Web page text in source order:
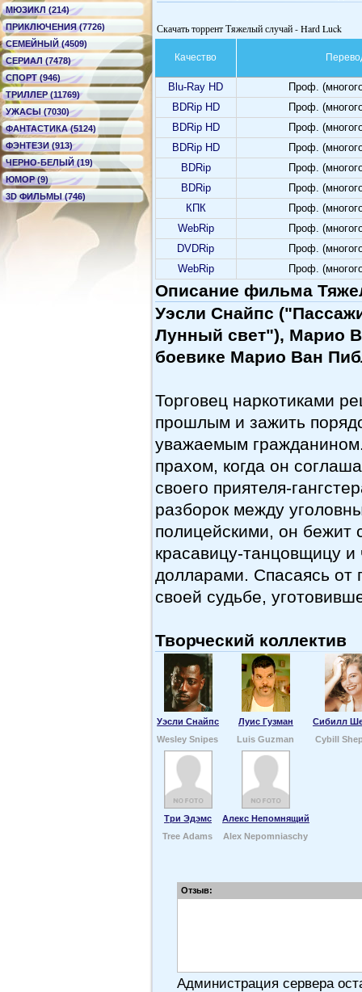
МЮЗИКЛ (214)
ПРИКЛЮЧЕНИЯ (7726)
СЕМЕЙНЫЙ (4509)
СЕРИАЛ (7478)
СПОРТ (946)
ТРИЛЛЕР (11769)
УЖАСЫ (7030)
ФАНТАСТИКА (5124)
ФЭНТЕЗИ (913)
ЧЕРНО-БЕЛЫЙ (19)
ЮМОР (9)
3D ФИЛЬМЫ (746)
Скачать торрент Тяжелый случай - Hard Luck
Качество
Blu-Ray HD
Проф.
BDRip HD
Проф.
BDRip HD
Проф.
BDRip HD
Проф.
BDRip
Проф.
BDRip
Проф.
КПК
Проф.
WebRip
Проф.
DVDRip
Проф.
WebRip
Проф.
Описание фильма
Уэсли Снайпс
Лунный свет"), Марио
боевике Марио Ван
Торговец наркотиками
прошлым и зажить
уважаемым
прахом, когда он
своего приятеля-
разборок между
полицейскими, он бежит
красавицу-танцовщицу
долларами. Спасаясь от
своей судьбе,
Творческий коллектив
Уэсли Снайпс Луис Гузман
Сибилл
Wesley Snipes
Luis Guzman Cybill
Три Эдэмс
Алекс Непомнящий
Tree Adams
Alex Nepomniaschy
Отзыв:
Администрация сервера